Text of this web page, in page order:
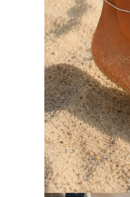
Coliere cu Inimioare
Coliere cu Cruce
Coliere cu Stea
Coliere cu Soare
Coliere cu Semilună
Coliere cu Zodii
Coliere cu Flori
Coliere cu Animale
Coliere cu Molecule
Coliere Diverse
BRĂȚĂRI CU ȘNUR REGLABIL
Brățări din Aur cu șnur reglabil
Brățări din Argint cu șnur reglabil